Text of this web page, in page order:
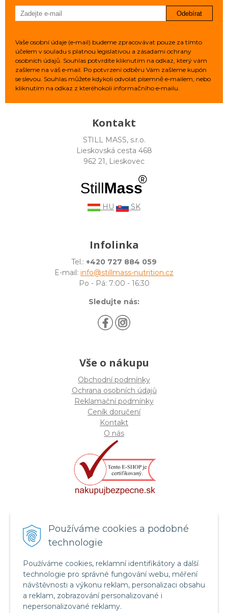
Používáme cookies a podobné
technologie
Používáme cookies, reklamní identifikátory a další
technologie pro správné fungování webu, měření
návštěvnosti a výkonu reklam, personalizaci obsahu
a reklam, zobrazování personalizované i
nepersonalizované reklamy.
Odebírat
Vaše osobní údaje (e‑mail) budeme zpracovávat pouze za tímto
účelem v souladu s platnou legislativou a zásadami ochrany
osobních údajů. Souhlas potvrdíte kliknutím na odkaz, který vám
zašleme na váš e‑mail. Po potvrzení odběru Vám zašleme kupón
se slevou. Souhlas můžete kdykoli odvolat písemně e‑mailem, nebo
kliknutím na odkaz z kteréhokoli informačního e‑mailu.
Kontakt
STILL MASS, s.r.o.
Lieskovská cesta 468
962 21, Lieskovec
HU SK
Infolinka
Tel.: +420 727 884 059
E-mail: info@stillmass-nutrition.cz
Po - Pá: 7:00 - 16:30
Sledujte nás:
Vše o nákupu
Obchodní podmínky
Ochrana osobních údajů
Reklamační podmínky
Ceník doručení
Kontakt
O nás
Certifikát systému bezpečnosti
potravin FSSC 22000